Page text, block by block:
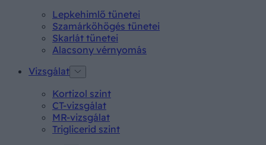
Lepkehimlő tünetei
Szamárköhögés tünetei
Skarlát tünetei
Alacsony vérnyomás
Vizsgálat
Kortizol szint
CT-vizsgálat
MR-vizsgálat
Triglicerid szint